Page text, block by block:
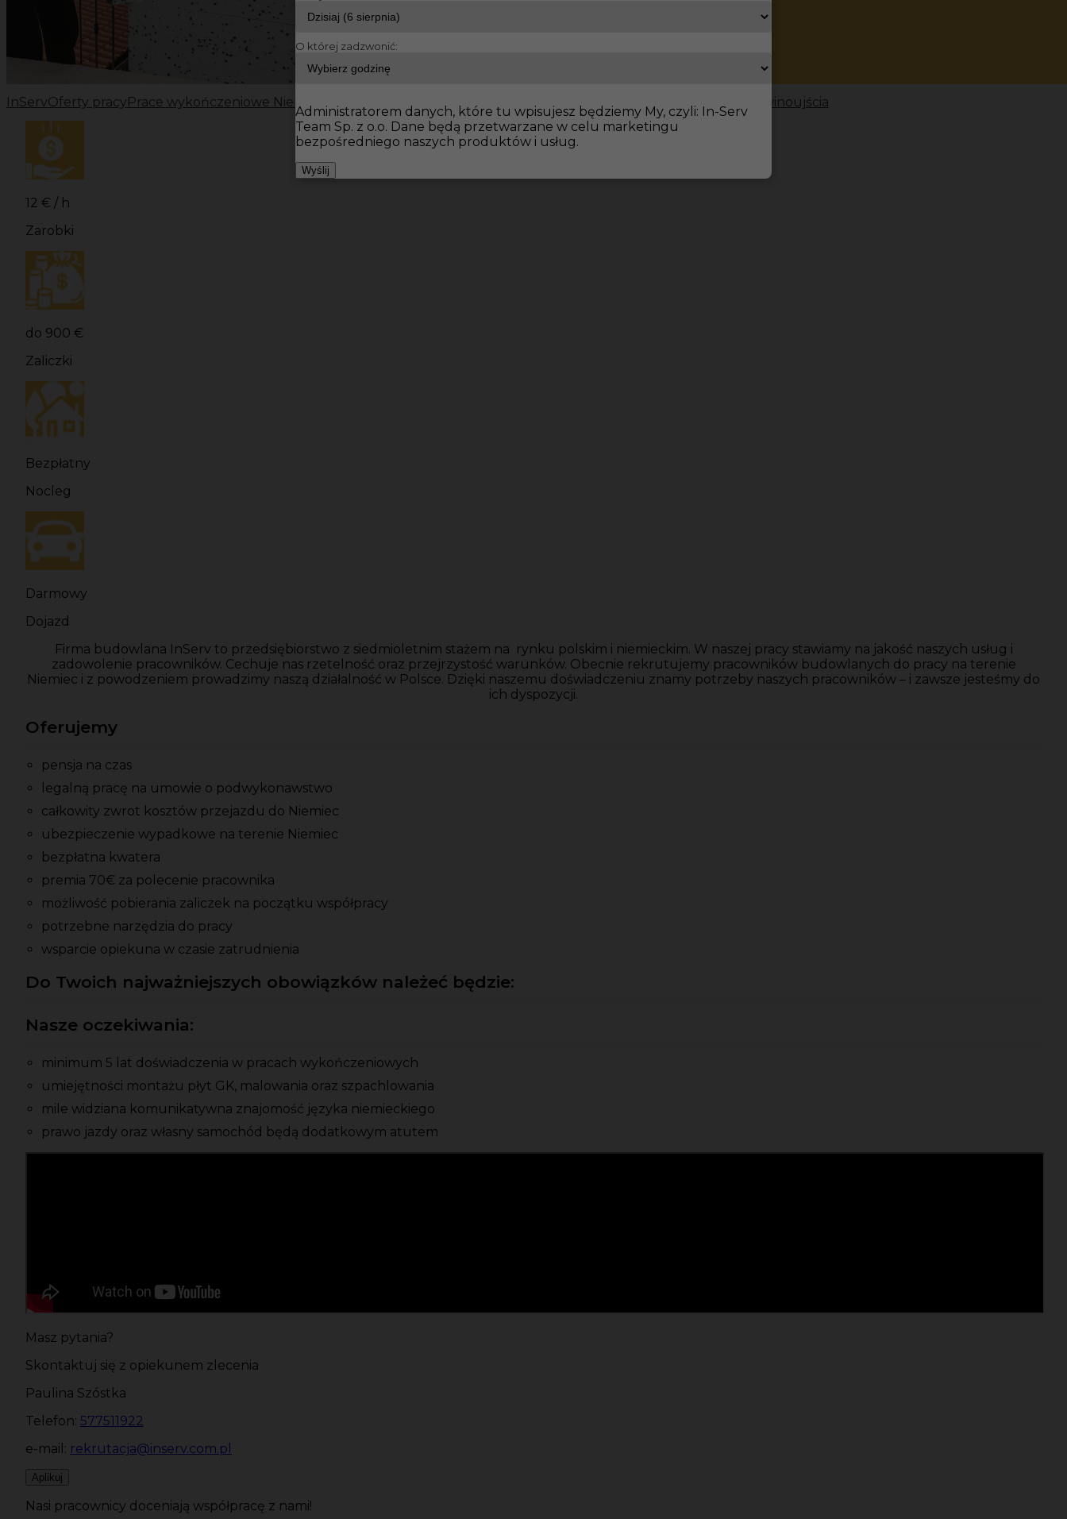
InServOferty pracy Prace wykończeniowe Niemcy Prace wykończeniowe Praca w Niemczech dla regipsiarza - 80km od Świnoujścia
12 € / h
Zarobki
do 900 €
Zaliczki
Bezpłatny
Nocleg
Darmowy
Dojazd
Firma budowlana InServ to przedsiębiorstwo z siedmioletnim stażem na rynku polskim i niemieckim. W naszej pracy stawiamy na jakość naszych usług i
zadowolenie pracowników. Cechuje nas rzetelność oraz przejrzystość warunków. Obecnie rekrutujemy pracowników budowlanych do pracy na terenie
Niemiec i z powodzeniem prowadzimy naszą działalność w Polsce. Dzięki naszemu doświadczeniu znamy potrzeby naszych pracowników – i zawsze jesteśmy do
ich dyspozycji.
Oferujemy
pensja na czas
legalną pracę na umowie o podwykonawstwo
całkowity zwrot kosztów przejazdu do Niemiec
ubezpieczenie wypadkowe na terenie Niemiec
bezpłatna kwatera
premia 70€ za polecenie pracownika
możliwość pobierania zaliczek na początku współpracy
potrzebne narzędzia do pracy
wsparcie opiekuna w czasie zatrudnienia
Do Twoich najważniejszych obowiązków należeć będzie:
Nasze oczekiwania:
minimum 5 lat doświadczenia w pracach wykończeniowych
umiejętności montażu płyt GK, malowania oraz szpachlowania
mile widziana komunikatywna znajomość języka niemieckiego
prawo jazdy oraz własny samochód będą dodatkowym atutem
Masz pytania?
Skontaktuj się z opiekunem zlecenia
Paulina Szóstka
Telefon: 577511922
e-mail: rekrutacja@inserv.com.pl
Aplikuj
Nasi pracownicy doceniają współpracę z nami!
O której zadzwonić:
Administratorem danych, które tu wpisujesz będziemy My, czyli: In-Serv
Team Sp. z o.o. Dane będą przetwarzane w celu marketingu
bezpośredniego naszych produktów i usług.
Wyślij